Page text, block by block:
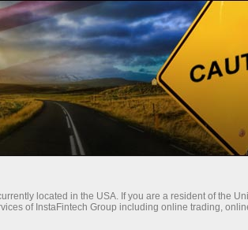
Analytical Reviews Technical analysis
ফরেক্স বিশ্লেষণ এবং পর্যালোচনা:
20/03/2026: EUR/USD,
located in the USA. If you are a resident of the
of InstaFintech Group including online trading,